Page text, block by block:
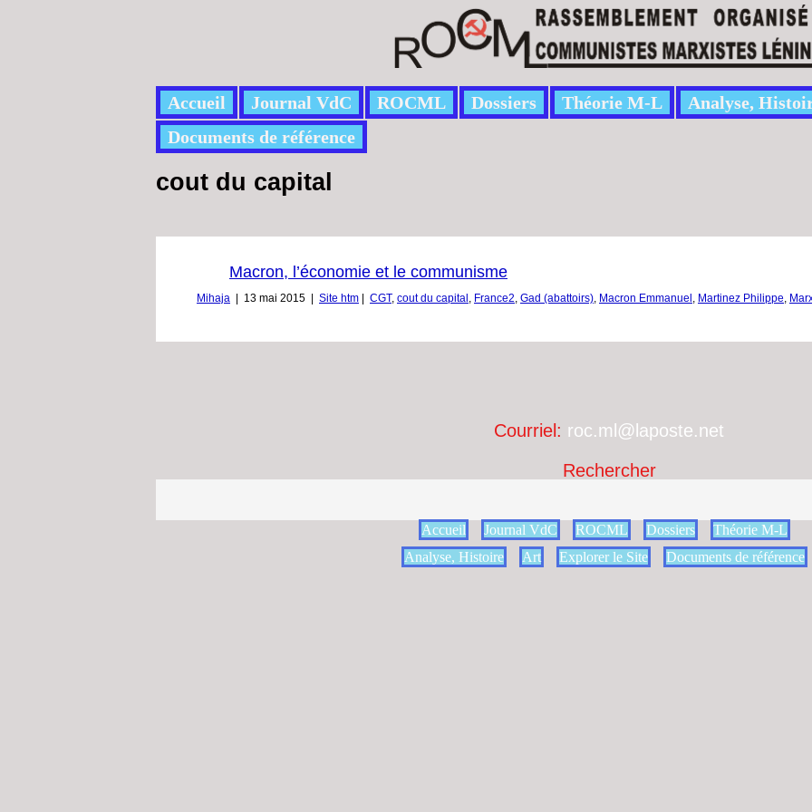
Accueil Journal VdC ROCML Dossiers Théorie M-L Analyse,
Documents de référence
cout du capital
Macron, l’économie et le communisme
Mihaja 13 mai 2015 Site htm CGT, cout du capital France2 Gad (abattoirs) Macron Emmanuel Martinez Philippe
Courriel: roc.ml@laposte.net
Rechercher
Accueil Journal VdC ROCML Dossiers
Théorie M-L
Analyse, Histoire
Art Explorer le Site Documents de référence